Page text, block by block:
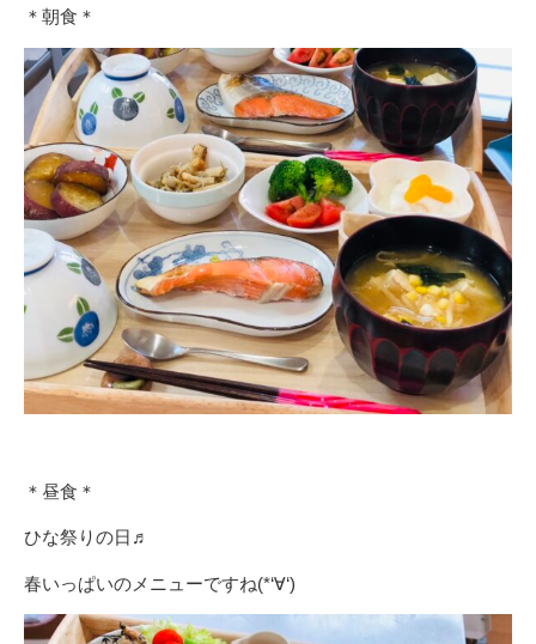
＊朝食＊
＊昼食＊
ひな祭りの日♬
春いっぱいのメニューですね(*‘∀‘)